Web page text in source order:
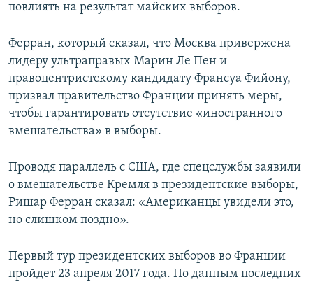
повлиять на результат майских выборов.
Ферран, который сказал, что Москва привержена
лидеру ультраправых Марин Ле Пен и
правоцентристскому кандидату Франсуа Фийону,
призвал правительство Франции принять меры,
чтобы гарантировать отсутствие «иностранного
вмешательства» в выборы.
Проводя параллель с США, где спецслужбы заявили
о вмешательстве Кремля в президентские выборы,
Ришар Ферран сказал: «Американцы увидели это,
но слишком поздно».
Первый тур президентских выборов во Франции
пройдет 23 апреля 2017 года. По данным последних